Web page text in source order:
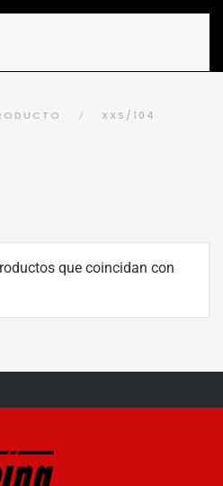
XXS/104
que coincidan con